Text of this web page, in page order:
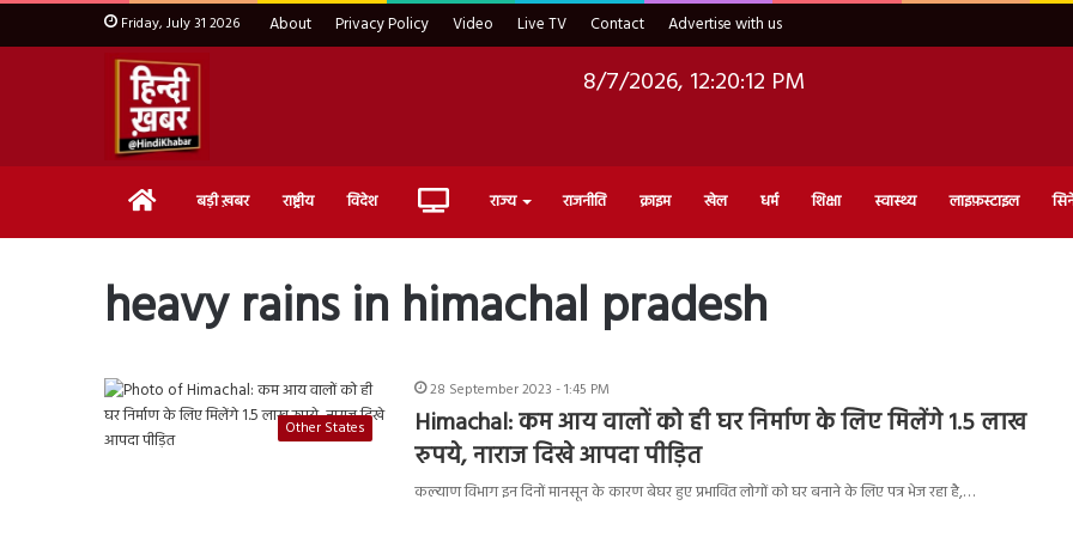
Friday, July 31 2026 About Privacy Policy Video Live TV Contact Advertise with us
8/7/2026, 12:20:13 PM
Home बड़ी ख़बर राष्ट्रीय विदेश Live राज्य राजनीति क्राइम खेल धर्म शिक्षा स्वास्थ्य लाइफ़स्टाइल
heavy rains in himachal pradesh
Other States
28 September 2023 - 1:45 PM
Himachal: कम आय वालों को ही घर निर्माण के लिए मिलेंगे 1.5 लाख
रुपये, नाराज दिखे आपदा पीड़ित
कल्याण विभाग इन दिनों मानसून के कारण बेघर हुए प्रभावित लोगों को घर बनाने के लिए पत्र भेज रहा है,…